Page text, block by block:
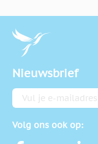
Nieuwsbrief
E-mailadres
Volg ons ook op: